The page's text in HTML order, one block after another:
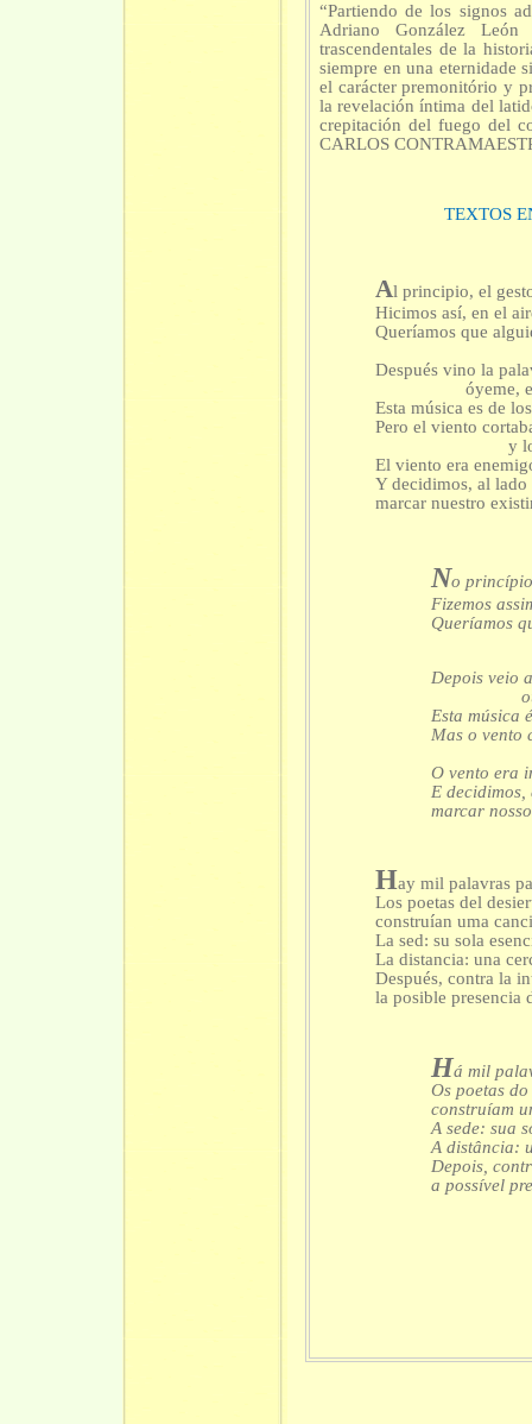
“Partiendo de los signos
Adriano González León
trascendentales de la
siempre en una eternidade
el carácter premonitório y
la revelación íntima del
crepitación del fuego del
CARLOS
TEXTOS
Al principio, el
Hicimos así, en el
Queríamos que
Después vino la
óyeme,
Esta música es de
Pero el viento
y los
El viento era
Y decidimos, al lado
marcar nuestro
No
Fizemos
Queríamos
Depois veio
ouça-
Esta música
Mas o vento
O vento era
E
marcar
Hay mil palavras
Los poetas del
construían uma
La sed: su sola
La distancia: una
Después, contra la
la posible presencia
Há mil
Os poetas
construíam
A sede: sua
A distância:
Depois,
a possível